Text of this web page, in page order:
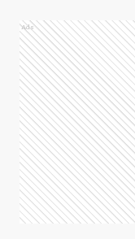
Ads